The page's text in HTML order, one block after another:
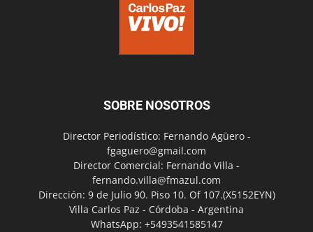
SOBRE NOSOTROS
Director Periodístico: Fernando Agüero -
fgaguero@gmail.com
Director Comercial: Fernando Villa -
fernando.villa@fmazul.com
Dirección: 9 de Julio 90. Piso 10. Of 107.(X5152EYN)
Villa Carlos Paz - Córdoba - Argentina
WhatsApp: +5493541585147